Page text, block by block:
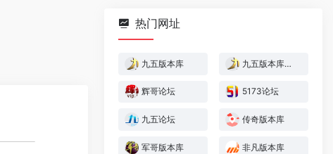
热门网址
九五版本库 九五版本库纯净版
辉哥论坛 5173论坛
九五论坛 传奇版本库
军哥版本库 非凡版本库